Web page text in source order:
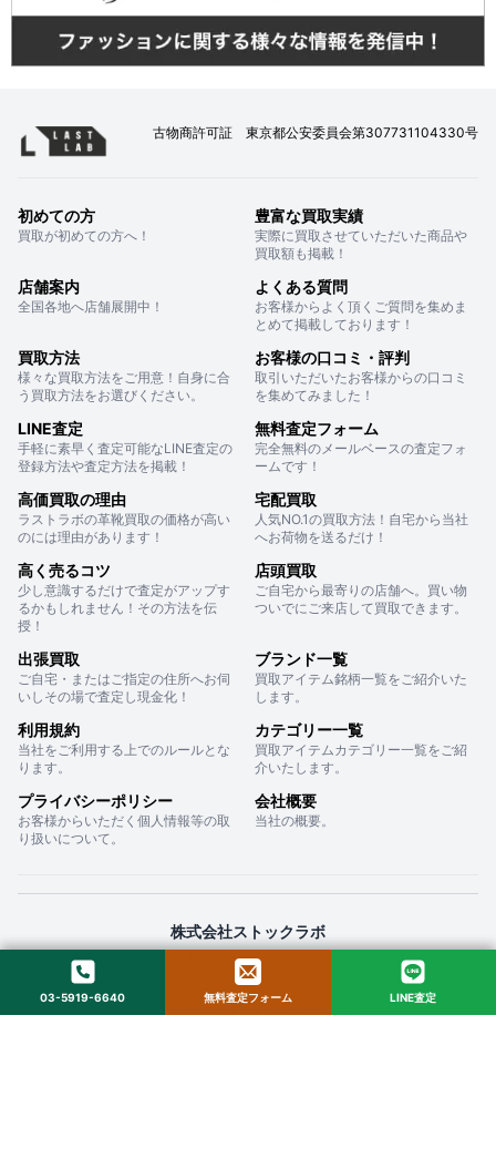
古物商許可証 東京都公安委員会第307731104330号
初めての方
買取が初めての方へ！
豊富な買取実績
実際に買取させていただいた商品や
買取額も掲載！
店舗案内
全国各地へ店舗展開中！
よくある質問
お客様からよく頂くご質問を集めま
とめて掲載しております！
買取方法
様々な買取方法をご用意！自身に合
う買取方法をお選びください。
お客様の口コミ・評判
取引いただいたお客様からの口コミ
を集めてみました！
LINE査定
手軽に素早く査定可能なLINE査定の
登録方法や査定方法を掲載！
無料査定フォーム
完全無料のメールベースの査定フォ
ームです！
高価買取の理由
ラストラボの革靴買取の価格が高い
のには理由があります！
宅配買取
人気NO.1の買取方法！自宅から当社
へお荷物を送るだけ！
高く売るコツ
少し意識するだけで査定がアップす
るかもしれません！その方法を伝
授！
店頭買取
ご自宅から最寄りの店舗へ。買い物
ついでにご来店して買取できます。
出張買取
ご自宅・またはご指定の住所へお伺
いしその場で査定し現金化！
ブランド一覧
買取アイテム銘柄一覧をご紹介いた
します。
利用規約
当社をご利用する上でのルールとな
ります。
カテゴリー一覧
買取アイテムカテゴリー一覧をご紹
介いたします。
プライバシーポリシー
お客様からいただく個人情報等の取
り扱いについて。
会社概要
当社の概要。
株式会社ストックラボ
〒160-0022 東京都新宿区新宿２丁目１２−１６ セントフォービル ２０３
© 2025 StockLab. All Rights Reserved.
03-5919-6640 無料査定フォーム LINE査定